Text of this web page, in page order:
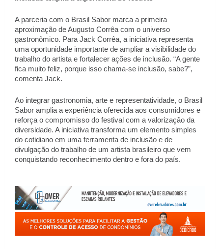
A parceria com o Brasil Sabor marca a primeira
aproximação de Augusto Corrêa com o universo
gastronômico. Para Jack Corrêa, a iniciativa representa
uma oportunidade importante de ampliar a visibilidade do
trabalho do artista e fortalecer ações de inclusão. “A gente
fica muito feliz, porque isso chama-se inclusão, sabe?”,
comenta Jack.
Ao integrar gastronomia, arte e representatividade, o Brasil
Sabor amplia a experiência oferecida aos consumidores e
reforça o compromisso do festival com a valorização da
diversidade. A iniciativa transforma um elemento simples
do cotidiano em uma ferramenta de inclusão e de
divulgação do trabalho de um artista brasileiro que vem
conquistando reconhecimento dentro e fora do país.